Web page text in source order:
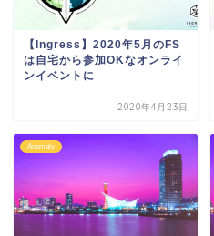
【Ingress】2020年5月のFS
は自宅から参加OKなオンライ
ンイベントに
2020年4月23日
Anomaly